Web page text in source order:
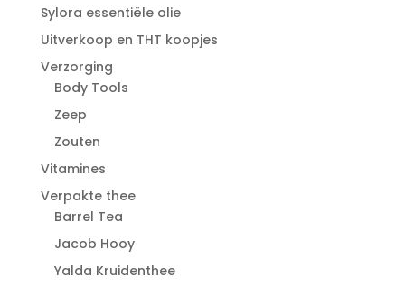
Sylora essentiële olie
Uitverkoop en THT koopjes
Verzorging
Body Tools
Zeep
Zouten
Vitamines
Verpakte thee
Barrel Tea
Jacob Hooy
Yalda Kruidenthee